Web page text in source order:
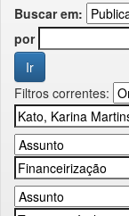
Buscar em:
por
Filtros correntes: